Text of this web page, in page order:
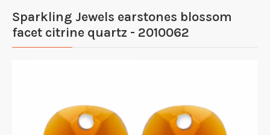
Sparkling Jewels earstones blossom
facet citrine quartz - 2010062